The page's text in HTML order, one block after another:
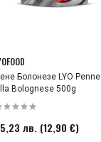
Болонезе LYO Penne
Bolognese 500g
лв. (12,90 €)